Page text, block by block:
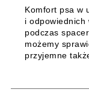
Komfort psa w
i odpowiednich
podczas
możemy
przyjemne